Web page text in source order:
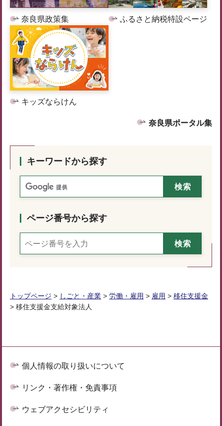
奈良県政策集 ふるさと納税特設ページ
キッズならけん
奈良県ポータル集
キーワードから探す
ページ番号から探す
トップページ > しごと・産業 > 労働・雇用 > 雇用 > 移住支援金
> 移住支援金支給対象法人
個人情報の取り扱いについて
リンク・著作権・免責事項
ウェブアクセシビリティ